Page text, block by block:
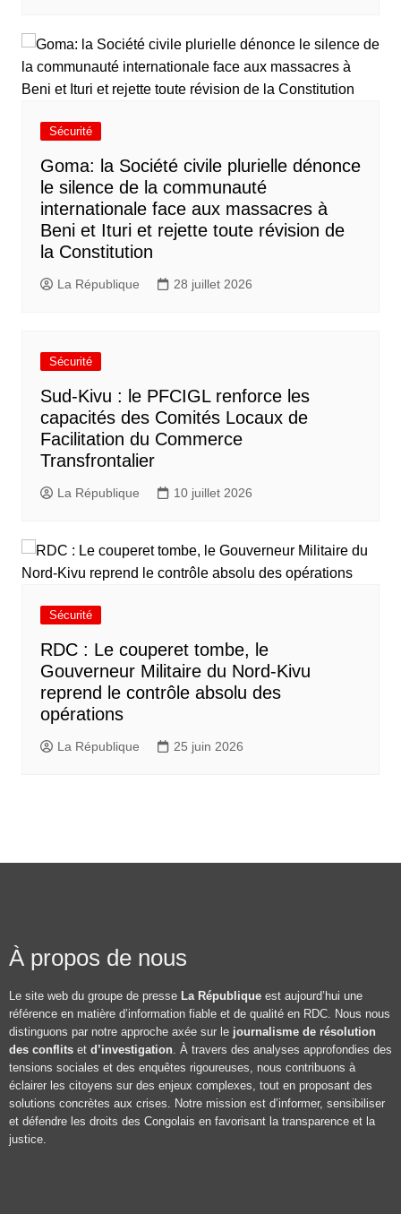
Sécurité
Goma: la Société civile plurielle dénonce
le silence de la communauté
internationale face aux massacres à
Beni et Ituri et rejette toute révision de
la Constitution
La République 28 juillet 2026
Sécurité
Sud-Kivu : le PFCIGL renforce les
capacités des Comités Locaux de
Facilitation du Commerce
Transfrontalier
La République 10 juillet 2026
Sécurité
RDC : Le couperet tombe, le
Gouverneur Militaire du Nord-Kivu
reprend le contrôle absolu des
opérations
La République 25 juin 2026
À propos de nous
Le site web du groupe de presse La République est aujourd’hui une
référence en matière d’information fiable et de qualité en RDC. Nous nous
distinguons par notre approche axée sur le journalisme de résolution
des conflits et d’investigation. À travers des analyses approfondies des
tensions sociales et des enquêtes rigoureuses, nous contribuons à
éclairer les citoyens sur des enjeux complexes, tout en proposant des
solutions concrètes aux crises. Notre mission est d’informer, sensibiliser
et défendre les droits des Congolais en favorisant la transparence et la
justice.